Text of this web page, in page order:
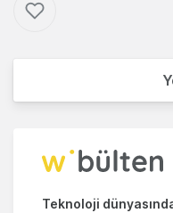
Teknoloji